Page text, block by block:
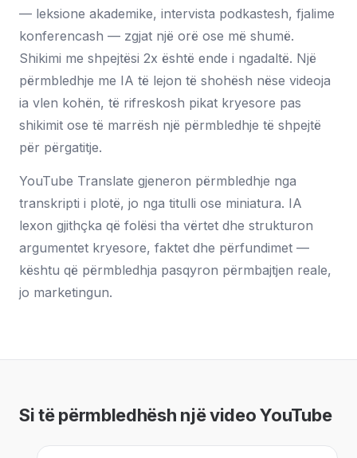
— leksione akademike, intervista podkastesh, fjalime
konferencash — zgjat një orë ose më shumë.
Shikimi me shpejtësi 2x është ende i ngadaltë. Një
përmbledhje me IA të lejon të shohësh nëse videoja
ia vlen kohën, të rifreskosh pikat kryesore pas
shikimit ose të marrësh një përmbledhje të shpejtë
për përgatitje.
YouTube Translate gjeneron përmbledhje nga
transkripti i plotë, jo nga titulli ose miniatura. IA
lexon gjithçka që folësi tha vërtet dhe strukturon
argumentet kryesore, faktet dhe përfundimet —
kështu që përmbledhja pasqyron përmbajtjen reale,
jo marketingun.
Si të përmbledhësh një video YouTube